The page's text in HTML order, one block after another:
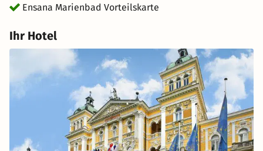
Ensana Marienbad Vorteilskarte
Ihr Hotel